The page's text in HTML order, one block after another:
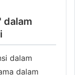
dalam
dalam
dalam